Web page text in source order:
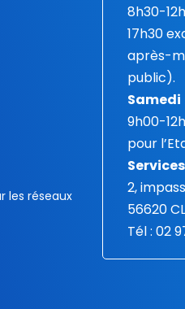
les réseaux
8h30-
17h30
après-
public).
Samedi
9h00-
pour
2,
56620
Tél : 02